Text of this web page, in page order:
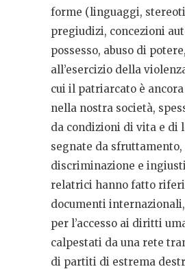
forme (linguaggi,
pregiudizi, concezioni
possesso, abuso di
all’esercizio della
cui il patriarcato è
nella nostra società,
da condizioni di vita e di
segnate da sfruttamento,
discriminazione e
relatrici hanno fatto
documenti
per l’accesso ai diritti
calpestati da una rete
di partiti di estrema